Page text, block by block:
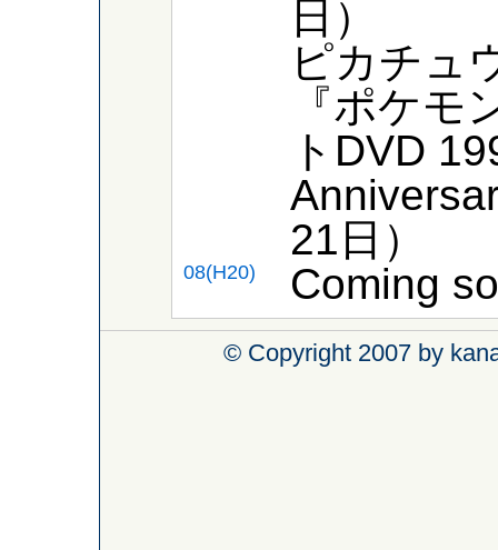
日）
ピカチュ
『ポケモ
トDVD
21日）
08(H20) Coming
© Copyright 2007 by